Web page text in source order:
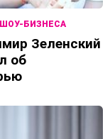
БИЗНЕСА
Зеленский
об